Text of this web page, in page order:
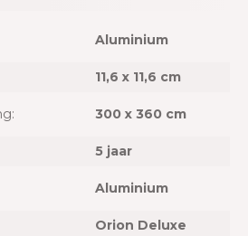
Aluminium
11,6 x 11,6 cm
300 x 360 cm
5 jaar
Aluminium
Orion Deluxe